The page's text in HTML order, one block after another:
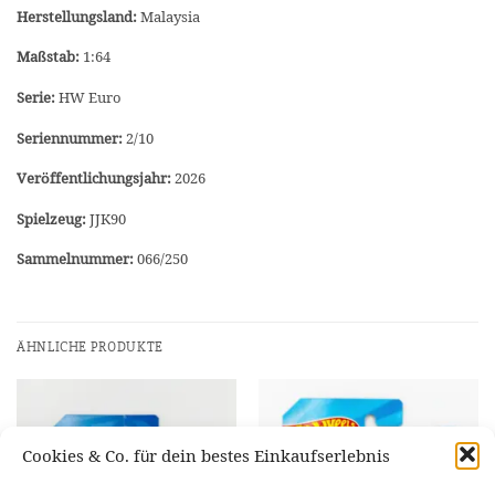
Cookies & Co. für dein bestes Einkaufserlebnis
Herstellungsland:Malaysia
Maßstab: 1:64
Serie:HW Euro
Seriennummer: 2/10
Veröffentlichungsjahr:2026
Spielzeug:JJK90
Sammelnummer:066/250
ÄHNLICHE PRODUKTE